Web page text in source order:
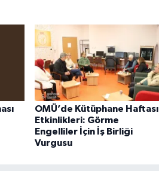
OMÜ’de Kütüphane Haftası
Etkinlikleri: Görme
Engelliler İçin İş Birliği
Vurgusu